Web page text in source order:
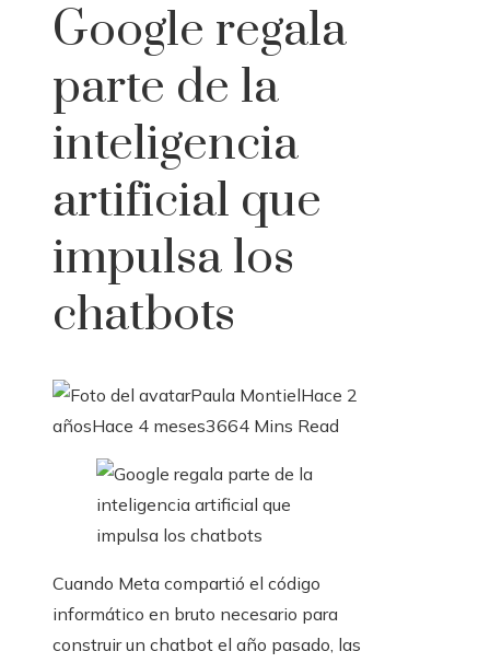
Google regala
parte de la
inteligencia
artificial que
impulsa los
chatbots
Paula MontielHace 2
añosHace 4 meses3664 Mins Read
Cuando Meta compartió el código
informático en bruto necesario para
construir un chatbot el año pasado, las